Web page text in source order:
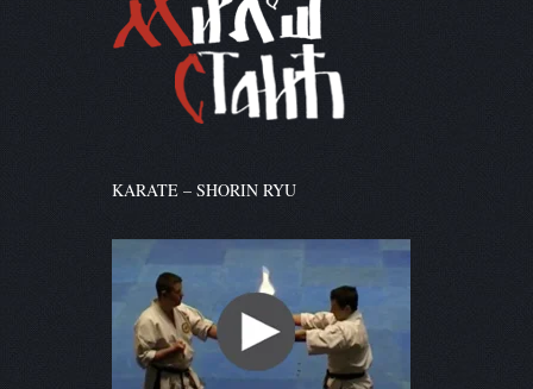
KARATE – SHORIN RYU